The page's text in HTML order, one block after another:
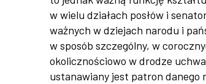
w wielu działach posłów i
ważnych w dziejach narodu i
w sposób szczególny, w
okolicznościowo w drodze
ustanawiany jest patron danego